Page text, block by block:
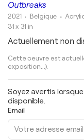
Outbreaks
2021 • Belgique •
31 x 31 in
Actuellement non
Cette oeuvre est
exposition...).
Soyez avertis
disponible.
Email